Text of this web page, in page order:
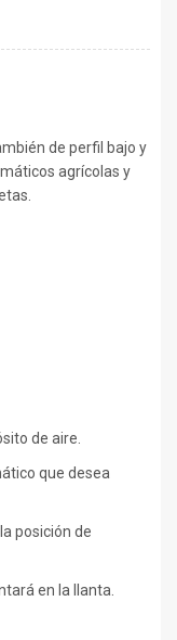
de perfil bajo y
agrícolas y
de aire.
que desea
posición de
en la llanta.